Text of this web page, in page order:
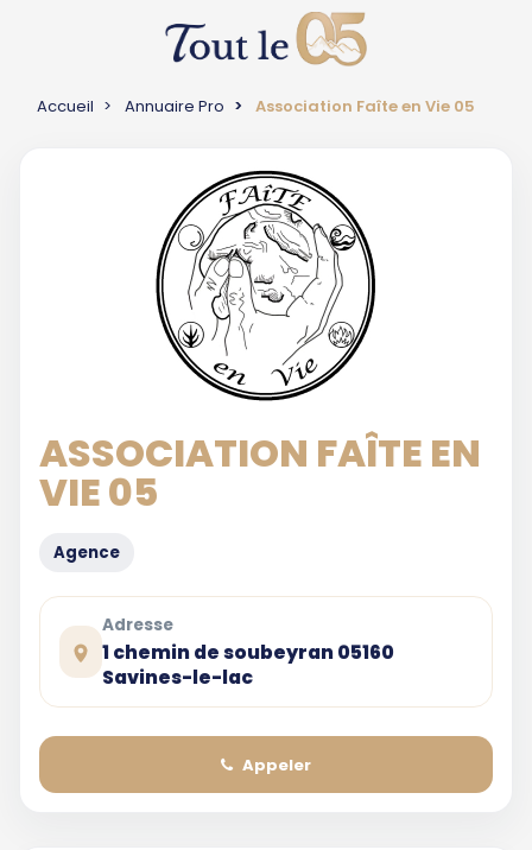
Accueil Annuaire Pro Association Faîte en Vie 05
ASSOCIATION FAÎTE EN
VIE 05
Agence
Adresse
1 chemin de soubeyran 05160
Savines-le-lac
Appeler